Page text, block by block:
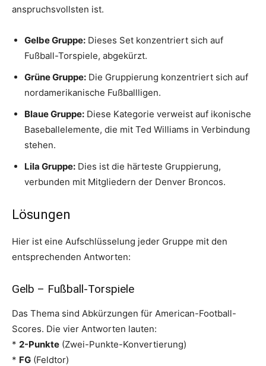
anspruchsvollsten ist.
Gelbe Gruppe: Dieses Set konzentriert sich auf
Fußball-Torspiele, abgekürzt.
Grüne Gruppe: Die Gruppierung konzentriert sich auf
nordamerikanische Fußballligen.
Blaue Gruppe: Diese Kategorie verweist auf ikonische
Baseballelemente, die mit Ted Williams in Verbindung
stehen.
Lila Gruppe: Dies ist die härteste Gruppierung,
verbunden mit Mitgliedern der Denver Broncos.
Lösungen
Hier ist eine Aufschlüsselung jeder Gruppe mit den
entsprechenden Antworten:
Gelb – Fußball-Torspiele
Das Thema sind Abkürzungen für American-Football-
Scores. Die vier Antworten lauten:
* 2-Punkte (Zwei-Punkte-Konvertierung)
* FG (Feldtor)